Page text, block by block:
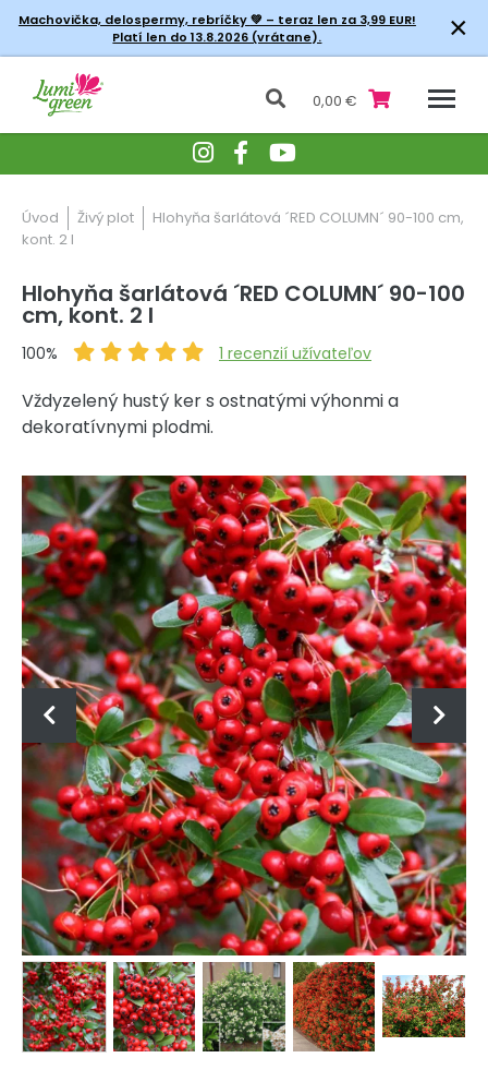
Machovička, delospermy, rebríčky💚 – teraz len za 3,99 EUR!
Platí len do 13.8.2026 (vrátane).
×
0,00 €
Úvod Živý plot
Hlohyňa šarlátová ´RED COLUMN´ 90-100 cm,
kont. 2 l
Hlohyňa šarlátová ´RED COLUMN´ 90-100
cm, kont. 2 l
100% 1 recenzií užívateľov
Vždyzelený hustý ker s ostnatými výhonmi a
dekoratívnymi plodmi.